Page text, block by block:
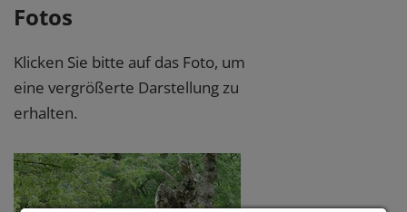
Fotos
Klicken Sie bitte auf das Foto, um
eine vergrößerte Darstellung zu
erhalten.